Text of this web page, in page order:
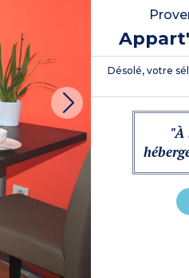
Désolé, votre
"À